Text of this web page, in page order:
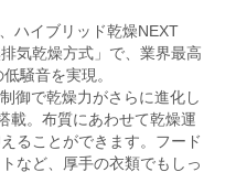
ハイブリッド乾燥NEXT
気乾燥方式」で、業界最高
騒音を実現。
御で乾燥力がさらに進化し
載。布質にあわせて乾燥運
ることができます。フード
など、厚手の衣類でもしっ